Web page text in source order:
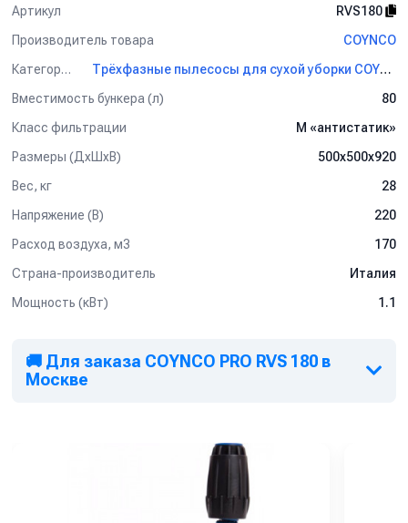
Артикул
RVS180
Производитель товара
COYNCO
Категория
Трёхфазные пылесосы для сухой уборки COYNCO
Вместимость бункера (л)
80
Класс фильтрации
М «антистатик»
Размеры (ДхШхВ)
500х500х920
Вес, кг
28
Напряжение (В)
220
Расход воздуха, м3
170
Страна-производитель
Италия
Мощность (кВт)
1.1
🚚 Для заказа COYNCO PRO RVS 180 в
Москве